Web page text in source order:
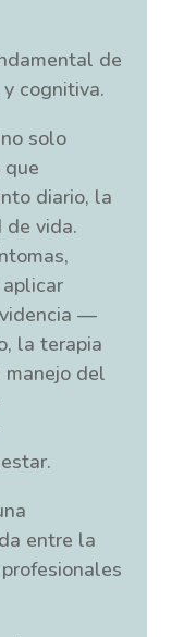
de
cognitiva.
solo
diario, la
vida.
—
la terapia
del
entre la